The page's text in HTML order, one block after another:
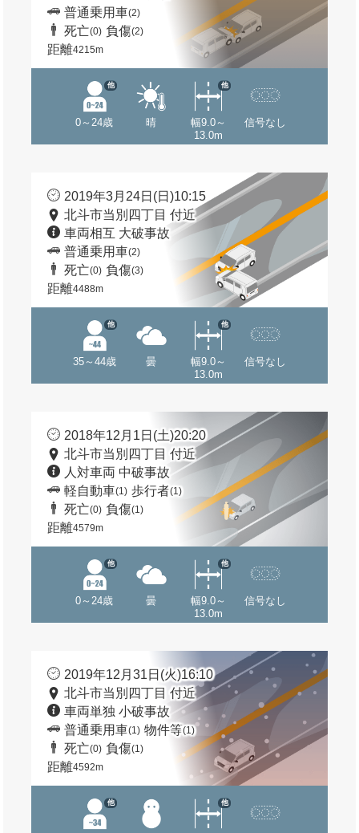
普通乗用車(2)
死亡(0) 負傷(2)
距離4215m
0～24歳
他
晴
幅9.0～
13.0m
他
信号なし
2019年3月24日(日)10:15
北斗市当別四丁目 付近
車両相互 大破事故
普通乗用車(2)
死亡(0) 負傷(3)
距離4488m
35～44歳
他
曇
幅9.0～
13.0m
他
信号なし
2018年12月1日(土)20:20
北斗市当別四丁目 付近
人対車両 中破事故
軽自動車(1) 歩行者(1)
死亡(0) 負傷(1)
距離4579m
0～24歳
他
曇
幅9.0～
13.0m
他
信号なし
2019年12月31日(火)16:10
北斗市当別四丁目 付近
車両単独 小破事故
普通乗用車(1) 物件等(1)
死亡(0) 負傷(1)
距離4592m
他 他